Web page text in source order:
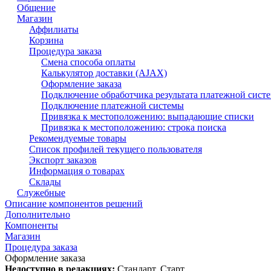
Общение
Магазин
Аффилиаты
Корзина
Процедура заказа
Смена способа оплаты
Калькулятор доставки (AJAX)
Оформление заказа
Подключение обработчика результата платежной
Подключение платежной системы
Привязка к местоположению: выпадающие списки
Привязка к местоположению: строка поиска
Рекомендуемые товары
Список профилей текущего пользователя
Экспорт заказов
Информация о товарах
Склады
Служебные
Описание компонентов решений
Дополнительно
Компоненты
Магазин
Процедура заказа
Оформление заказа
Недоступно в редакциях: Стандарт, Старт